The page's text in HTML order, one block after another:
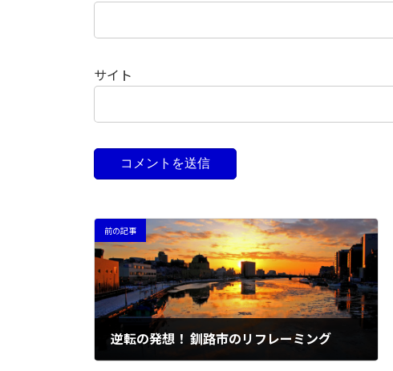
サイト
前の記事
逆転の発想！ 釧路市のリフレーミング